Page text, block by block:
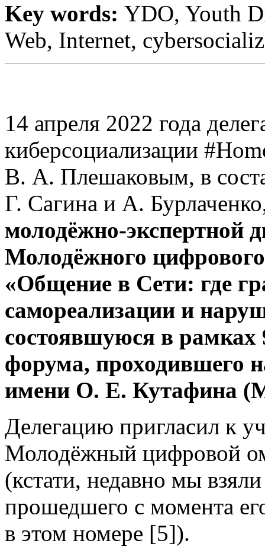
Key words: YDO, Youth
Web, Internet,
14 апреля 2022 года
киберсоциализации
В. А. Плешаковым, в
Г. Сагина и А.
молодёжно-экспертной
Молодёжного
«Общение в Сети: где
самореализации и
состоявшуюся в рамках
форума, проходившего
имени О. Е. Кутафина
Делегацию пригласил к
Молодёжный цифровой
(кстати, недавно мы
прошедшего с момента
в этом номере [5]).